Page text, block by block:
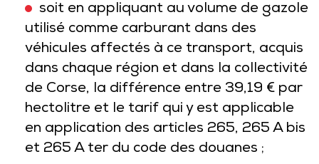
soit en appliquant au volume de gazole
utilisé comme carburant dans des
véhicules affectés à ce transport, acquis
dans chaque région et dans la collectivité
de Corse, la différence entre 39,19 € par
hectolitre et le tarif qui y est applicable
en application des articles 265, 265 A bis
et 265 A ter du code des douanes ;